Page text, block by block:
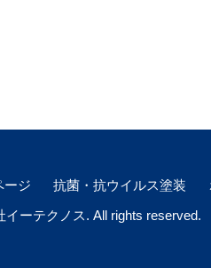
ージ 抗菌・抗ウイルス塗装
ーテクノス. All rights reserved.